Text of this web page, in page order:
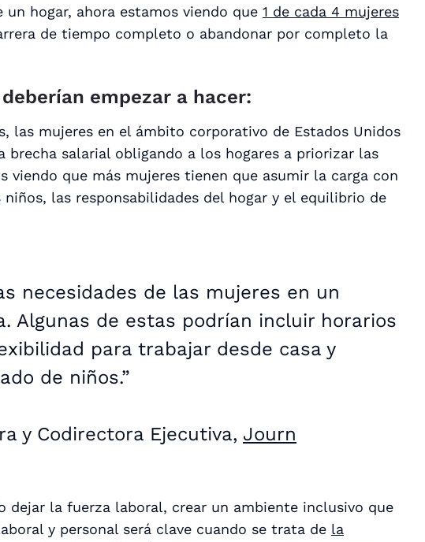
hogar, ahora estamos viendo que 1 de cada 4 mujeres
de tiempo completo o abandonar por completo la
empezar a hacer:
las mujeres en el ámbito corporativo de Estados Unidos
brecha salarial obligando a los hogares a priorizar las
viendo que más mujeres tienen que asumir la carga con
las responsabilidades del hogar y el equilibrio de
necesidades de las mujeres en un
Algunas de estas podrían incluir horarios
para trabajar desde casa y
de niños.”
y Codirectora Ejecutiva, Journ
dejar la fuerza laboral, crear un ambiente inclusivo que
y personal será clave cuando se trata de la